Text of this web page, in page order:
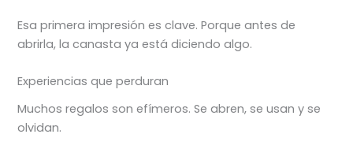
Esa primera impresión es clave. Porque antes de
abrirla, la canasta ya está diciendo algo.
Experiencias que perduran
Muchos regalos son efímeros. Se abren, se usan y se
olvidan.